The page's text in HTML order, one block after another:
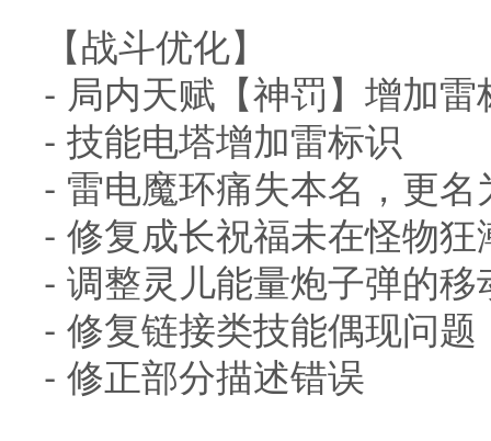
【战斗优化】
- 局内天赋【神罚】增加雷
- 技能电塔增加雷标识
- 雷电魔环痛失本名，更
- 修复成长祝福未在怪物
- 调整灵儿能量炮子弹的移
- 修复链接类技能偶现问题
- 修正部分描述错误